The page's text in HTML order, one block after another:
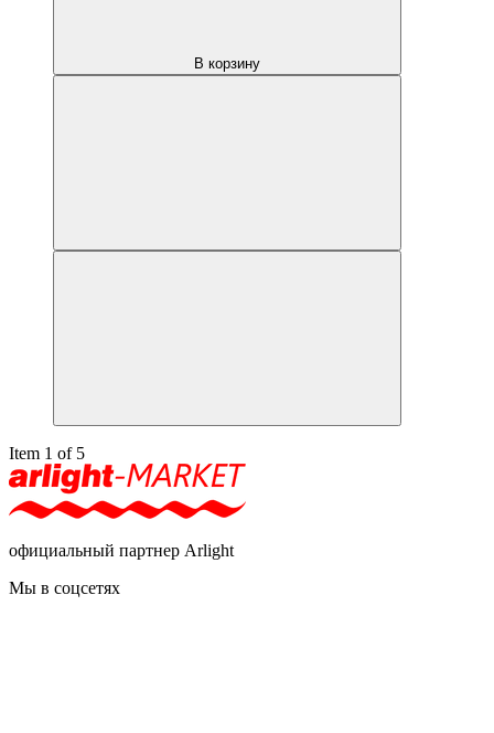
В корзину
Item 1 of 5
официальный партнер Arlight
Мы в соцсетях